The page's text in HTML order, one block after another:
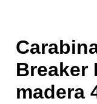
Breaker
madera